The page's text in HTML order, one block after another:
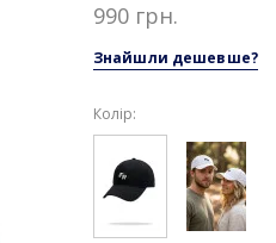
990 грн.
Знайшли дешевше?
Колір: